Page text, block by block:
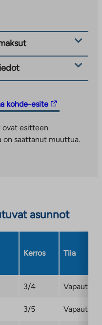
kohde-esite
esitteen
on saattanut muuttua.
asunnot
Kerros Tila
3/4
3/5